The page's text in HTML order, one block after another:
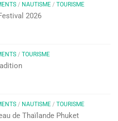
/ NAUTISME / TOURISME
2026
/ TOURISME
/ NAUTISME / TOURISME
de Thaïlande Phuket